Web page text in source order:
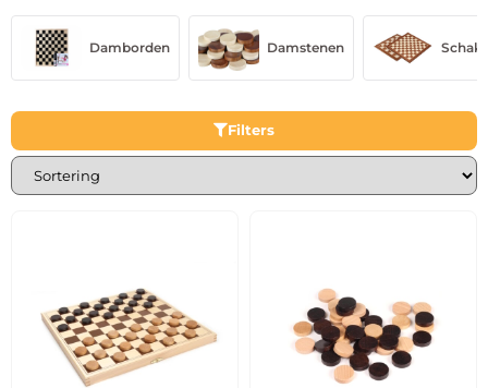
toegankelijker is.
Damborden Damstenen
Filters